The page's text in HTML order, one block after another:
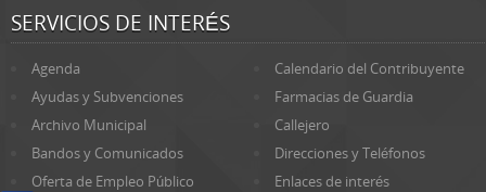
SERVICIOS DE INTERÉS
Agenda
Calendario del Contribuyente
Ayudas y Subvenciones
Farmacias de Guardia
Archivo Municipal
Callejero
Bandos y Comunicados
Direcciones y Teléfonos
Oferta de Empleo Público
Enlaces de interés